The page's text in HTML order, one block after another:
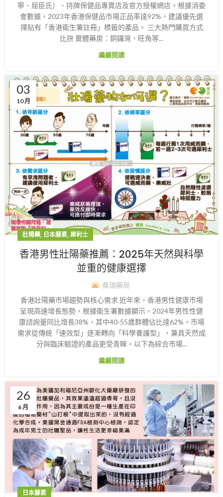
寧、屈臣氏）、持牌保健品專賣店及官方授權網店。根據消委
會數據，2023年香港保健品市場正品率達92%，建議優先選
擇貼有「香港衛生署註冊」標籤的產品。 三大熱門購買方式
比拚 實體藥房：銅鑼灣、旺角等...
繼續閱讀
03
10 月
壯陽藥, 日本藤素, 犀利士
香港男性壯陽藥推薦：2025年天然與科學
並重的健康選擇
桑瑞藥局
香港壯陽藥市場趨勢與核心需求 近年來，香港男性健康市場
呈現高速增長態勢，根據衛生署數據顯示，2024年男性性健
康諮詢量同比增長38%，其中40-55歲群體佔比達62%。市場
需求從傳統「速效型」逐漸轉向「科學養護型」，兼具天然成
分與臨床驗證的產品更受青睞。以下為綜合市場...
繼續閱讀
26
6 月
日本藤素